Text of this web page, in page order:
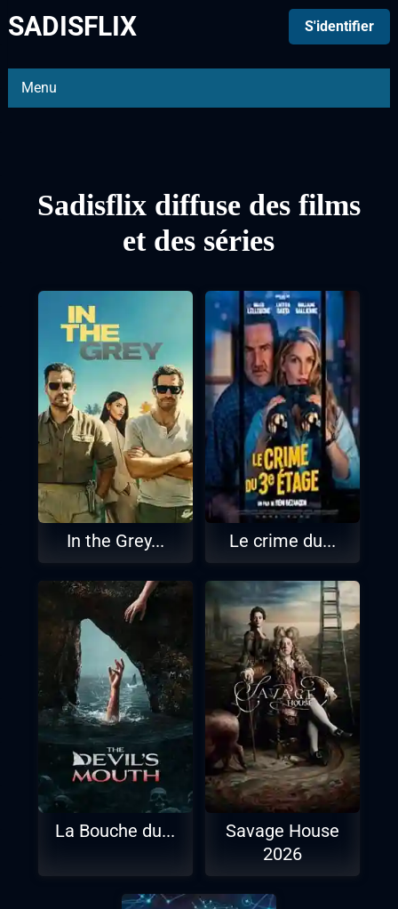
SADISFLIX S'identifier
Menu
Sadisflix diffuse des films
et des séries
In the Grey... Le crime du...
La Bouche du...
Savage House
2026